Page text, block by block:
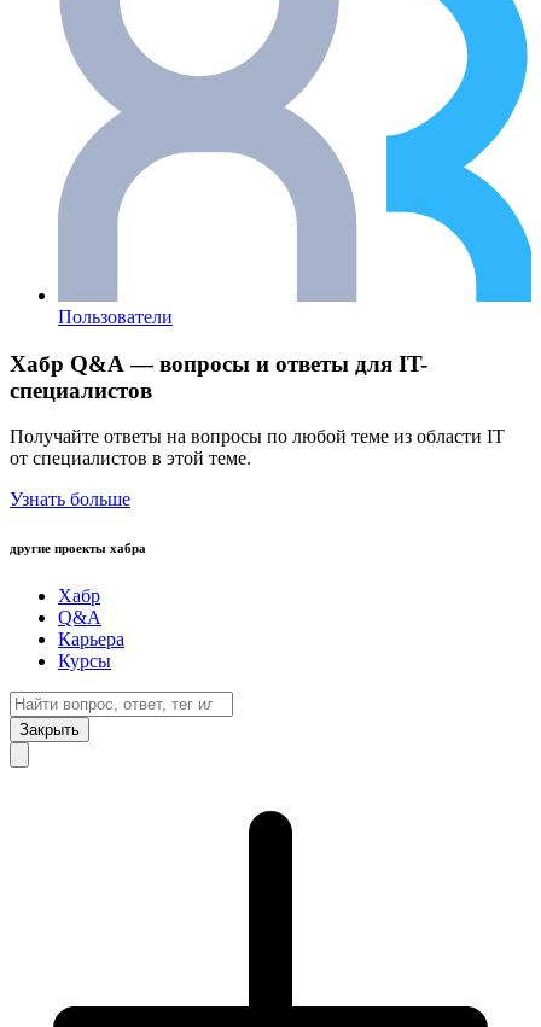
Пользователи
Хабр Q&A — вопросы и ответы для IT-
специалистов
Получайте ответы на вопросы по любой теме из области IT
от специалистов в этой теме.
Узнать больше
другие проекты хабра
Хабр
Q&A
Карьера
Курсы
Закрыть